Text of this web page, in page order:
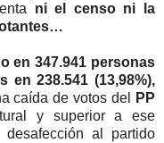
ni el censo ni la
en 347.941 personas
en 238.541 (13,98%),
caída de votos del
PP
y superior a ese
al partido